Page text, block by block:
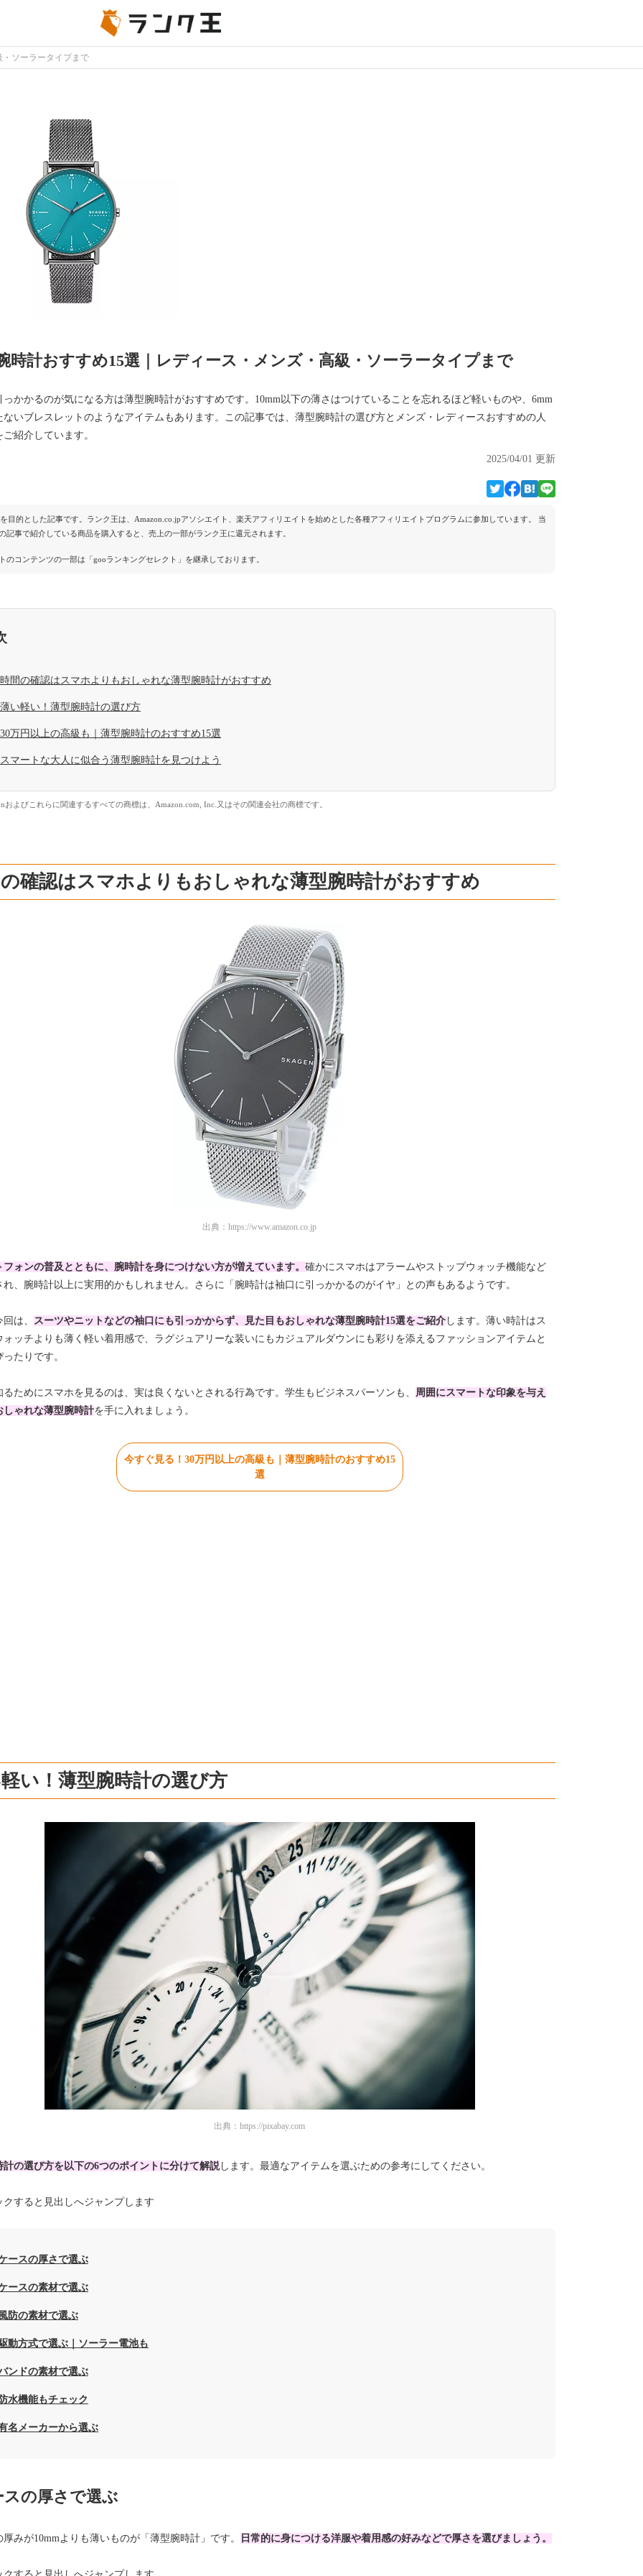
ソーラータイプまで
時計おすすめ15選｜レディース・メンズ・高級・ソーラータイプまで
っかかるのが気になる方は薄型腕時計がおすすめです。10mm以下の薄さはつけていることを忘れるほど軽いものや、6mm
ないブレスレットのようなアイテムもあります。この記事では、薄型腕時計の選び方とメンズ・レディースおすすめの人
紹介しています。
2025/04/01 更新
目的とした記事です。ランク王は、Amazon.co.jpアソシエイト、楽天アフィリエイトを始めとした各種アフィリエイトプログラムに参加しています。 当
記事で紹介している商品を購入すると、売上の一部がランク王に還元されます。
のコンテンツの一部は「gooランキングセレクト」を継承しております。
時間の確認はスマホよりもおしゃれな薄型腕時計がおすすめ
薄い軽い！薄型腕時計の選び方
30万円以上の高級も｜薄型腕時計のおすすめ15選
スマートな大人に似合う薄型腕時計を見つけよう
およびこれらに関連するすべての商標は、Amazon.com, Inc.又はその関連会社の商標です。
確認はスマホよりもおしゃれな薄型腕時計がおすすめ
出典： https://www.amazon.co.jp
フォンの普及とともに、腕時計を身につけない方が増えています。 確かにスマホはアラームやストップウォッチ機能など
れ、腕時計以上に実用的かもしれません。さらに「腕時計は袖口に引っかかるのがイヤ」との声もあるようです。
は、 スーツやニットなどの袖口にも引っかからず、見た目もおしゃれな薄型腕時計15選をご紹介 します。薄い時計はス
ォッチよりも薄く軽い着用感で、ラグジュアリーな装いにもカジュアルダウンにも彩りを添えるファッションアイテムと
たりです。
るためにスマホを見るのは、実は良くないとされる行為です。学生もビジネスパーソンも、 周囲にスマートな印象を与え
しゃれな薄型腕時計を手に入れましょう。
今すぐ見る！30万円以上の高級も｜薄型腕時計のおすすめ15
選
い！薄型腕時計の選び方
出典： https://pixabay.com
計の選び方を以下の6つのポイントに分けて解説 します。最適なアイテムを選ぶための参考にしてください。
すると見出しへジャンプします
ースの厚さで選ぶ
ースの素材で選ぶ
防の素材で選ぶ
動方式で選ぶ｜ソーラー電池も
ンドの素材で選ぶ
水機能もチェック
名メーカーから選ぶ
スの厚さで選ぶ
厚みが10mmよりも薄いものが「薄型腕時計」です。 日常的に身につける洋服や着用感の好みなどで厚さを選びましょう。